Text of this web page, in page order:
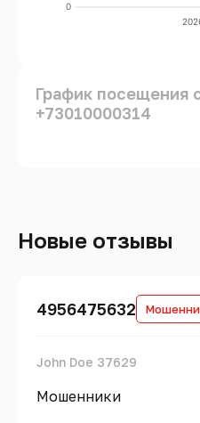
0
График посещения
+73010000314
Новые отзывы
4956475632
John Doe 37629
Мошенники